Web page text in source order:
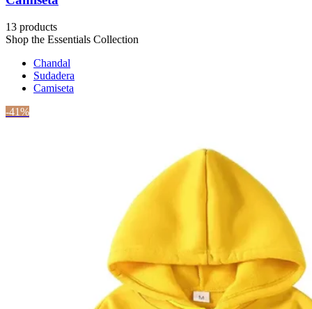
13 products
Shop the Essentials Collection
Chandal
Sudadera
Camiseta
-41%